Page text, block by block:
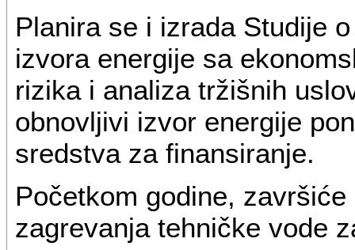
Planira se i izrada Studije
izvora energije sa
rizika i analiza tržišnih
obnovljivi izvor energije
sredstva za finansiranje.
Početkom godine,
zagrevanja tehničke vode